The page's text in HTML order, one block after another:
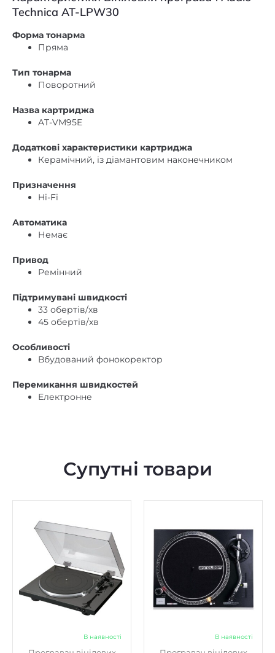
Форма тонарма
Тип тонарма
Назва картриджа
Додаткові характеристики картриджа
Керамічний, із діамантовим наконечником
Призначення
Автоматика
Привод
Підтримувані швидкості
33 обертів/хв
45 обертів/хв
Особливості
Вбудований фонокоректор
Перемикання швидкостей
В наявності
Програвач вінілових
Програвач вінілових